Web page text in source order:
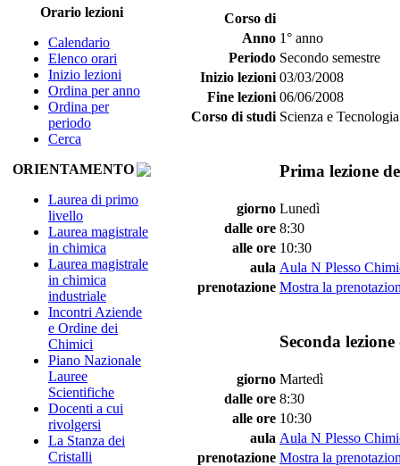
Orario lezioni
Calendario
Elenco orari
Inizio lezioni
Ordina per anno
Ordina per
periodo
Cerca
ORIENTAMENTO
Laurea di primo
livello
Laurea magistrale
in chimica
Laurea magistrale
in chimica
industriale
Incontri Aziende
e Ordine dei
Chimici
Piano Nazionale
Lauree
Scientifiche
Docenti a cui
rivolgersi
La Stanza dei
Cristalli
Corso di
Anno 1° anno
Periodo Secondo semestre
Inizio lezioni 03/03/2008
Fine lezioni 06/06/2008
Corso di studi Scienza e
Prima lezione
giorno Lunedì
dalle ore 8:30
alle ore 10:30
aula Aula N Plesso
prenotazione Mostra la
Seconda
giorno Martedì
dalle ore 8:30
alle ore 10:30
aula Aula N Plesso
prenotazione Mostra la